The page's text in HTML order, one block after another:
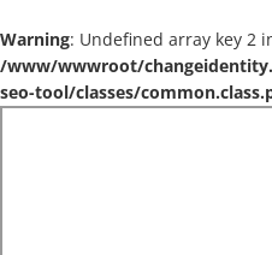
Warning: Undefined array key 2
/www/wwwroot/
seo-tool/classes/